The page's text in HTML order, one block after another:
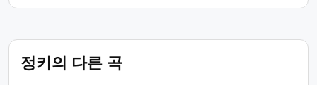
정키의 다른 곡